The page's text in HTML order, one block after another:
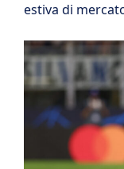
estiva di